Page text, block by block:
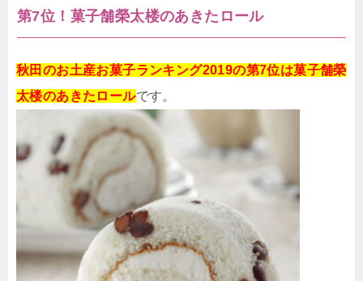
第7位！菓子舗榮太楼のあきたロール
秋田のお土産お菓子ランキング2019の第7位は菓子舗榮
太楼のあきたロールです。